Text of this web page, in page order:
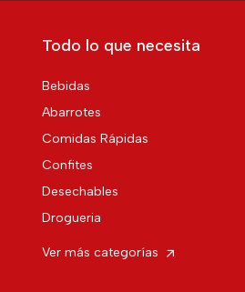
Todo lo que necesita
Bebidas
Abarrotes
Comidas Rápidas
Confites
Desechables
Drogueria
Ver más categorías